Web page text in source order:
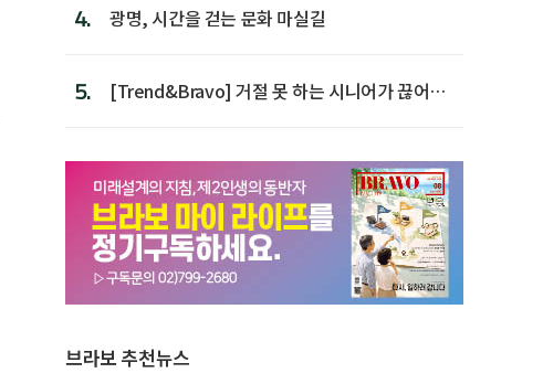
4. 광명, 시간을 걷는 문화 마실길
5.
[Trend&Bravo] 거절 못 하는 시니어가 끊어야
브라보 추천뉴스